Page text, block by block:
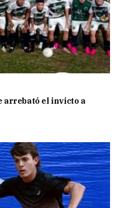
arrebató el invicto a